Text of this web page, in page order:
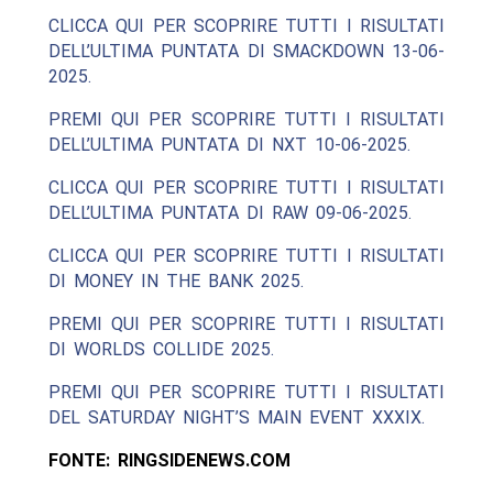
CLICCA QUI PER SCOPRIRE TUTTI I RISULTATI
DELL’ULTIMA PUNTATA DI SMACKDOWN 13-06-
2025.
PREMI QUI PER SCOPRIRE TUTTI I RISULTATI
DELL’ULTIMA PUNTATA DI NXT 10-06-2025.
CLICCA QUI PER SCOPRIRE TUTTI I RISULTATI
DELL’ULTIMA PUNTATA DI RAW 09-06-2025.
CLICCA QUI PER SCOPRIRE TUTTI I RISULTATI
DI MONEY IN THE BANK 2025.
PREMI QUI PER SCOPRIRE TUTTI I RISULTATI
DI WORLDS COLLIDE 2025.
PREMI QUI PER SCOPRIRE TUTTI I RISULTATI
DEL SATURDAY NIGHT’S MAIN EVENT XXXIX.
FONTE: RINGSIDENEWS.COM